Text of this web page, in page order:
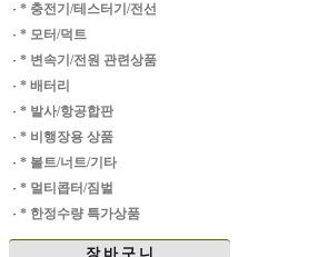
· * 충전기/테스터기/전선
· * 모터/덕트
· * 변속기/전원 관련상품
· * 배터리
· * 발사/항공합판
· * 비행장용 상품
· * 볼트/너트/기타
· * 멀티콥터/짐벌
· * 한정수량 특가상품
장 바 구 니